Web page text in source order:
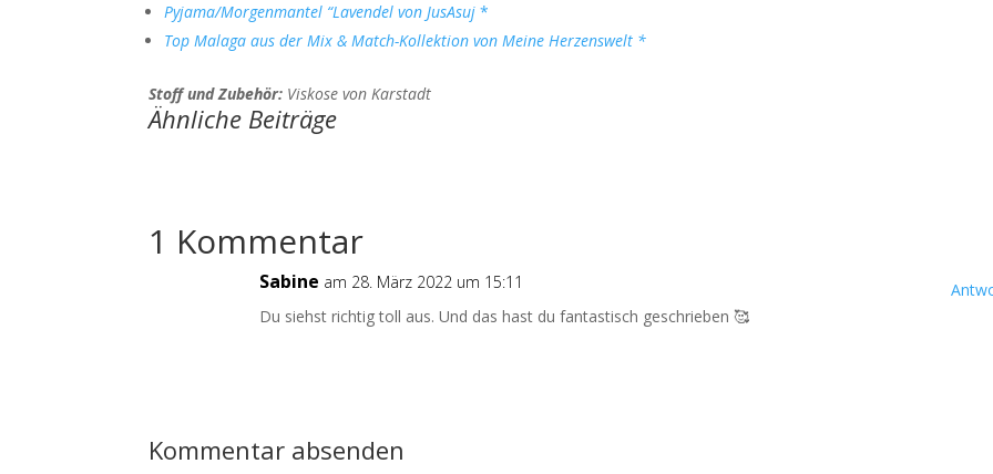
Pyjama/Morgenmantel “Lavendel von JusAsuj *
Top Malaga aus der Mix & Match-Kollektion von Meine Herzenswelt *
Stoff und Zubehör: Viskose von Karstadt
Ähnliche Beiträge
1 Kommentar
Sabine am 28. März 2022 um 15:11
Du siehst richtig toll aus. Und das hast du fantastisch geschrieben 🥰
Kommentar absenden